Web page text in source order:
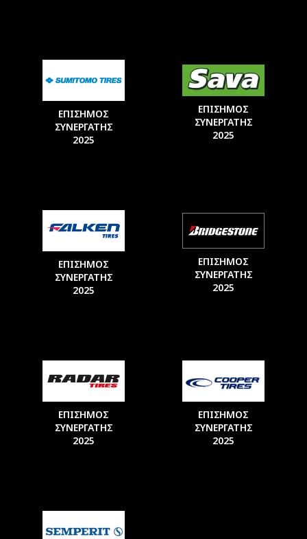
ΕΠΙΣΗΜΟΣ
ΣΥΝΕΡΓΑΤΗΣ
2025
ΕΠΙΣΗΜΟΣ
ΣΥΝΕΡΓΑΤΗΣ
2025
ΕΠΙΣΗΜΟΣ
ΣΥΝΕΡΓΑΤΗΣ
2025
ΕΠΙΣΗΜΟΣ
ΣΥΝΕΡΓΑΤΗΣ
2025
ΕΠΙΣΗΜΟΣ
ΣΥΝΕΡΓΑΤΗΣ
2025
ΕΠΙΣΗΜΟΣ
ΣΥΝΕΡΓΑΤΗΣ
2025